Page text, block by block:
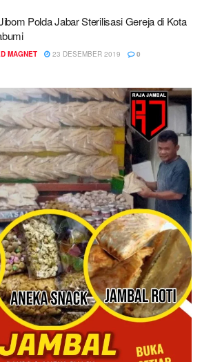
Polda Jabar Sterilisasi Gereja di Kota
MAGNET 23 DESEMBER 2019 0